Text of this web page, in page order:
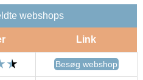
webshops
Link
Besøg webshop